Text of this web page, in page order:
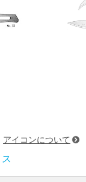
アイコンについて